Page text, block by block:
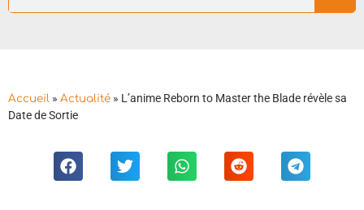
Accueil » Actualité » L’anime Reborn to Master the Blade révèle sa
Date de Sortie